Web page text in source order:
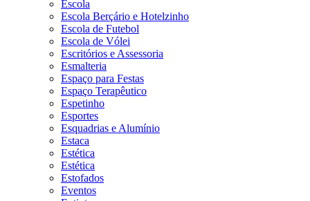
Escola
Escola Berçário e Hotelzinho
Escola de Futebol
Escola de Vólei
Escritórios e Assessoria
Esmalteria
Espaço para Festas
Espaço Terapêutico
Espetinho
Esportes
Esquadrias e Alumínio
Estaca
Estética
Estética
Estofados
Eventos